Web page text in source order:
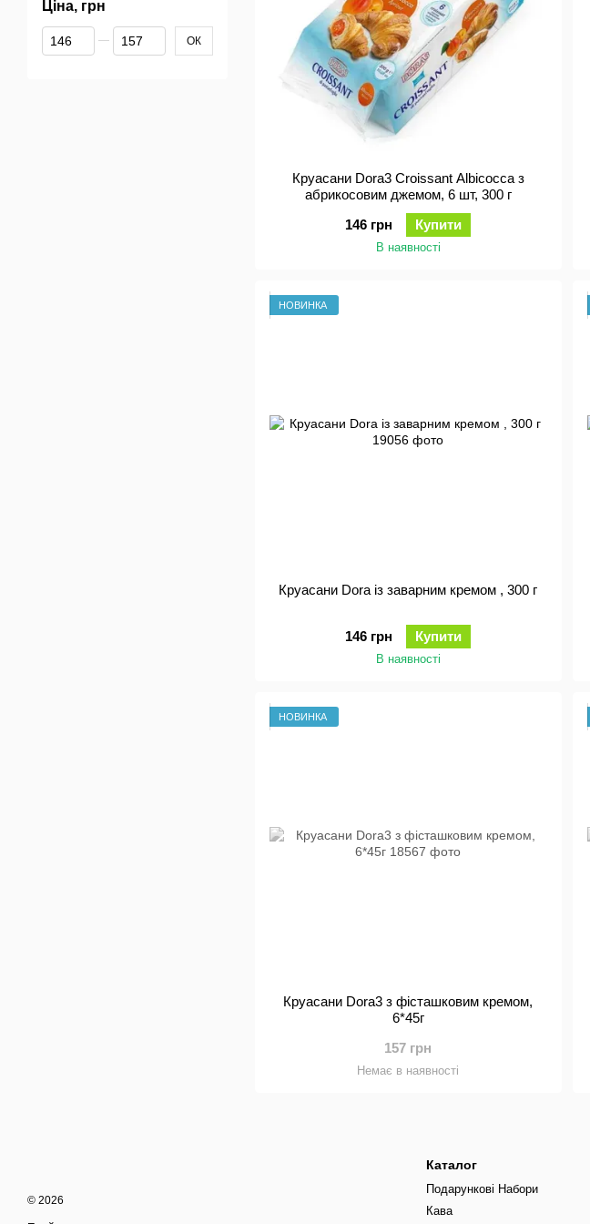
Круасани Dora3 Croissant Albicocca з
абрикосовим джемом, 6 шт, 300 г
146 грн
Купити
В наявності
НОВИНКА
Круасани Dora із заварним кремом , 300 г
146 грн Купити
В наявності
НОВИНКА
Круасани Dora3 з фісташковим кремом,
6*45г
157 грн
Немає в наявності
Ціна, грн
Від Ціна, грн
До Ціна, грн ОК
© 2026
Каталог
Подарункові Набори
Кава